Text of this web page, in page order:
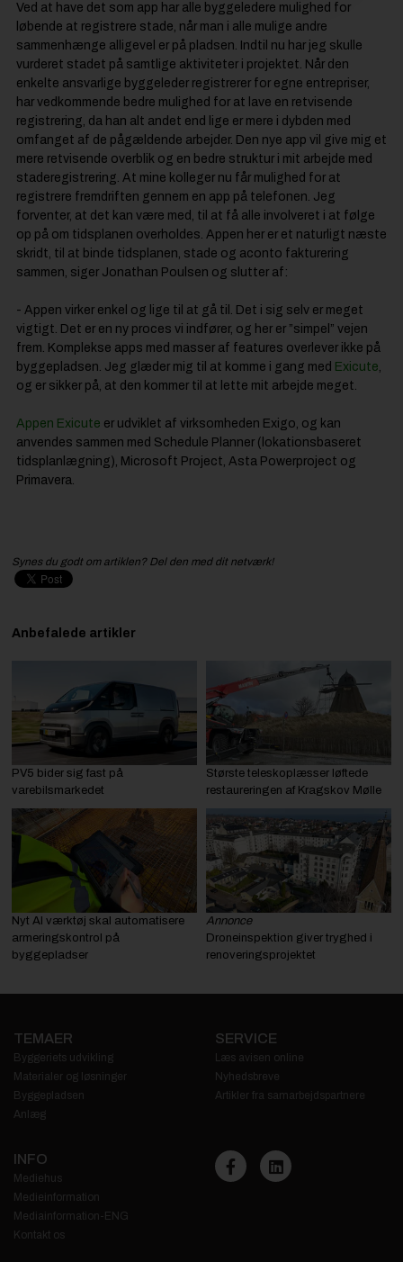
Ved at have det som app har alle byggeledere mulighed for
løbende at registrere stade, når man i alle mulige andre
sammenhænge alligevel er på pladsen. Indtil nu har jeg skulle
vurderet stadet på samtlige aktiviteter i projektet. Når den
enkelte ansvarlige byggeleder registrerer for egne entrepriser,
har vedkommende bedre mulighed for at lave en retvisende
registrering, da han alt andet end lige er mere i dybden med
omfanget af de pågældende arbejder. Den nye app vil give mig et
mere retvisende overblik og en bedre struktur i mit arbejde med
staderegistrering. At mine kolleger nu får mulighed for at
registrere fremdriften gennem en app på telefonen. Jeg
forventer, at det kan være med, til at få alle involveret i at følge
op på om tidsplanen overholdes. Appen her er et naturligt næste
skridt, til at binde tidsplanen, stade og aconto fakturering
sammen, siger Jonathan Poulsen og slutter af:
- Appen virker enkel og lige til at gå til. Det i sig selv er meget
vigtigt. Det er en ny proces vi indfører, og her er ”simpel” vejen
frem. Komplekse apps med masser af features overlever ikke på
byggepladsen. Jeg glæder mig til at komme i gang med Exicute,
og er sikker på, at den kommer til at lette mit arbejde meget.
Appen Exicute er udviklet af virksomheden Exigo, og kan
anvendes sammen med Schedule Planner (lokationsbaseret
tidsplanlægning), Microsoft Project, Asta Powerproject og
Primavera.
Synes du godt om artiklen? Del den med dit netværk!
Anbefalede artikler
PV5 bider sig fast på
varebilsmarkedet
Største teleskoplæsser løftede
restaureringen af Kragskov Mølle
Nyt AI værktøj skal automatisere
armeringskontrol på
byggepladser
Annonce
Droneinspektion giver tryghed i
renoveringsprojektet
TEMAER
Byggeriets udvikling
Materialer og løsninger
Byggepladsen
Anlæg
SERVICE
Læs avisen online
Nyhedsbreve
Artikler fra samarbejdspartnere
INFO
Mediehus
Medieinformation
Mediainformation-ENG
Kontakt os